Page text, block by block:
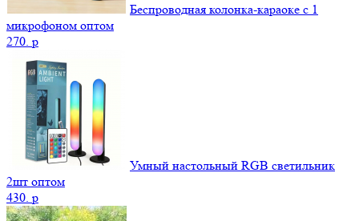
Беспроводная колонка-караоке с 1
микрофоном оптом
270. p
Умный настольный RGB светильник
2шт оптом
430. p